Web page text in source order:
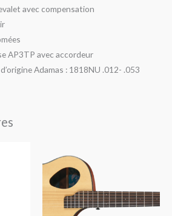
avec compensation
AP3TP avec accordeur
Adamas : 1818NU .012- .053